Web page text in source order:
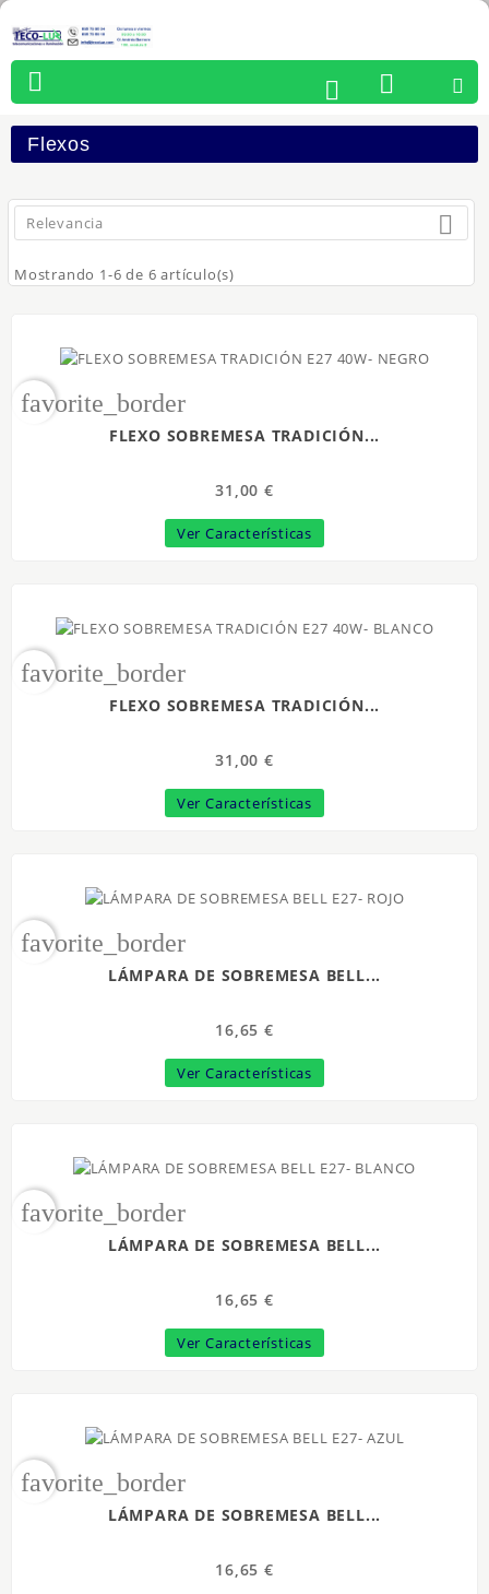

 

Flexos
Relevancia 
Mostrando 1-6 de 6 artículo(s)
favorite_border
FLEXO SOBREMESA TRADICIÓN...
31,00 €
Ver Características
favorite_border
FLEXO SOBREMESA TRADICIÓN...
31,00 €
Ver Características
favorite_border
LÁMPARA DE SOBREMESA BELL...
16,65 €
Ver Características
favorite_border
LÁMPARA DE SOBREMESA BELL...
16,65 €
Ver Características
favorite_border
LÁMPARA DE SOBREMESA BELL...
16,65 €